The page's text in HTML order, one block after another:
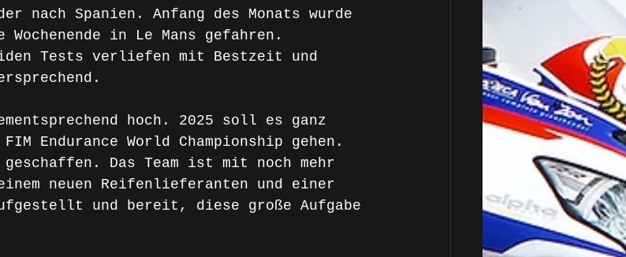
nach Spanien. Anfang des Monats wurde
Wochenende in Le Mans gefahren.
Tests verliefen mit Bestzeit und
hoch. 2025 soll es ganz
Endurance World Championship gehen.
geschaffen. Das Team ist mit noch mehr
neuen Reifenlieferanten und einer
und bereit, diese große Aufgabe